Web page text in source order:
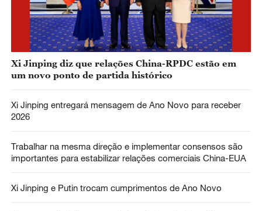
Xi Jinping diz que relações China-RPDC estão em
um novo ponto de partida histórico
Xi Jinping entregará mensagem de Ano Novo para receber
2026
Trabalhar na mesma direção e implementar consensos são
importantes para estabilizar relações comerciais China-EUA
Xi Jinping e Putin trocam cumprimentos de Ano Novo